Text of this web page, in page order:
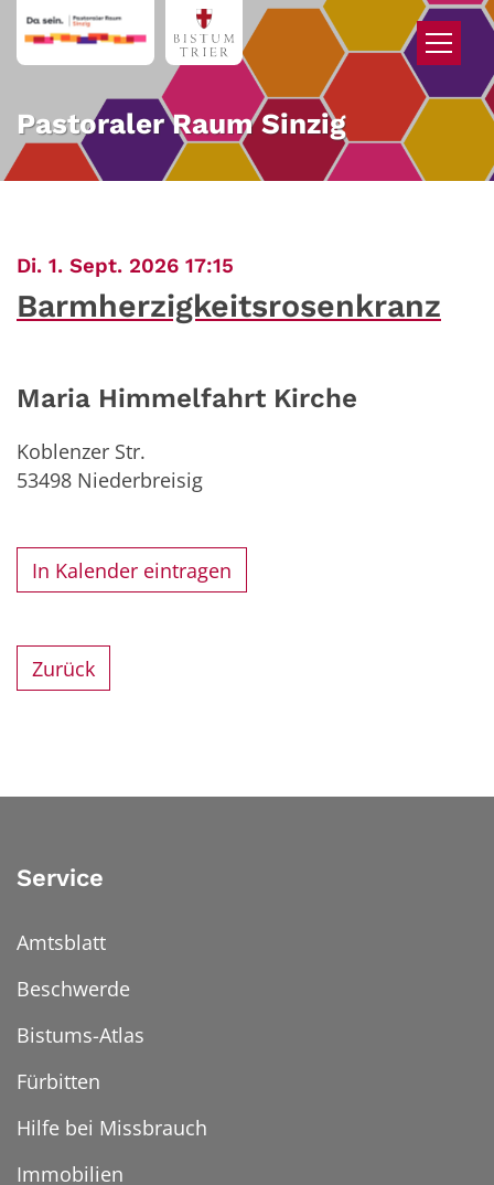
Zum Inhalt springen
Pastoraler Raum Sinzig
Di. 1. Sept. 2026 17:15
Barmherzigkeitsrosenkranz
Maria Himmelfahrt Kirche
Koblenzer Str.
53498 Niederbreisig
In Kalender eintragen
Zurück
Service
Amtsblatt
Beschwerde
Bistums-Atlas
Fürbitten
Hilfe bei Missbrauch
Immobilien